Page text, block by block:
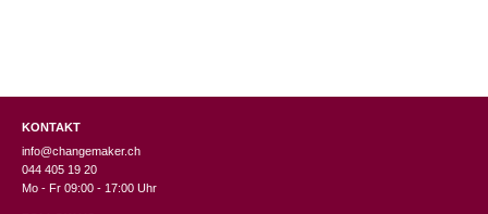
KONTAKT
info@changemaker.ch
044 405 19 20
Mo - Fr 09:00 - 17:00 Uhr